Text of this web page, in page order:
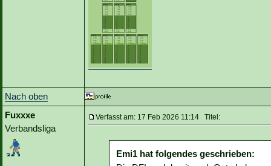
Nach oben
Fuxxxe
Verbandsliga
Verfasst am: 17 Feb 2026 11:14 Titel:
Emi1 hat folgendes geschrieben: